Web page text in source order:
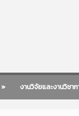
» งานวิจัยและงานวิชาก